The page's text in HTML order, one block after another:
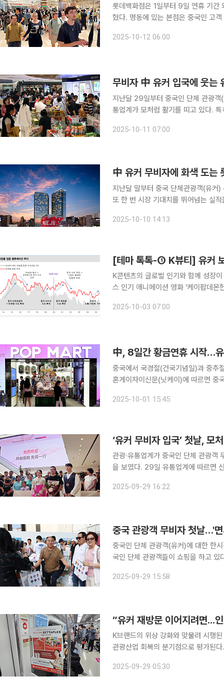
롯데백화점은 1일부터 9일 연휴 기
혔다. 명동에 있는 본점은 중국인 고객 매출이 전년 동기 대비 45% 늘어났으며, K패션 전문관에서
을 보였다. 외국인 고객을 대상으로
2025-10-12 06:00
무비자 中 유커 입국에 웃는
지난달 29일부터 중국인 단체 관광객
통업계가 모처럼 활기를 띠고 있다.
따르면 이번 연휴 기간(10월3일~10
2025-10-11 07:00
지난달 말부터 중국 단체관광객(유커
또 한 번 시장 기대치를 뛰어넘는 실적을 기록할 전망이다. 10
증가했다. 이는 컨센서스(416억 원)
2025-10-10 14:13
[테마 톡톡-① K뷰티] 유커
K콘텐츠의 글로벌 인기와 함께 성장
스 인기 애니메이션 영화 '케이팝데몬
2025-10-03 07:00
中, 8일간 황금연휴 시작…
중국에서 국경절(건국기념일)과 중추절(
혼게이자이신문(닛케이)에 따르면
보다 3% 늘어난 수치다. 이동 수단
2025-10-01 15:45
‘유커 무비자 입국’ 첫날, 모
관광·유통업계가 중국인 단체 관광객
을 보였다. 29일 유통업계에 따르면 신라면세점은 이날 서울점을 찾은 드림호 단체 관광객들에게
하는 행사를 마련했다. 이날 신라면세
2025-09-29 16:22
중국 관광객 무비자 첫날…'
중국인 단체 관광객(유커)에 대한 한
국인 단체 관광객들이 쇼핑을 하고
명이 국내로 유입될 것으로 예상된다.
2025-09-29 15:58
K브랜드의 위상 강화와 맞물려 시행
관광산업 회복의 분기점으로 평가된다. 이번 조치가 일시적 효과에 그치지 않고 ‘재방문 수요’
한류 콘텐츠에 호감을 갖고 한국을 찾
2025-09-29 05:30